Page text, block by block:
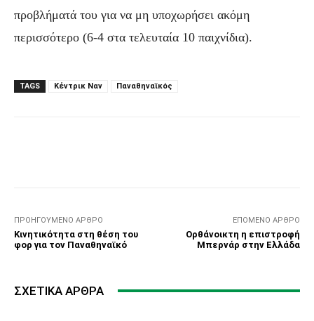
προβλήματά του για να μη υποχωρήσει ακόμη
περισσότερο (6-4 στα τελευταία 10 παιχνίδια).
TAGS Κέντρικ Ναν Παναθηναϊκός
ΠΡΟΗΓΟΎΜΕΝΟ ΆΡΘΡΟ
Κινητικότητα στη θέση του
φορ για τον Παναθηναϊκό
ΕΠΌΜΕΝΟ ΆΡΘΡΟ
Ορθάνοικτη η επιστροφή
Μπερνάρ στην Ελλάδα
ΣΧΕΤΙΚΆ ΆΡΘΡΑ